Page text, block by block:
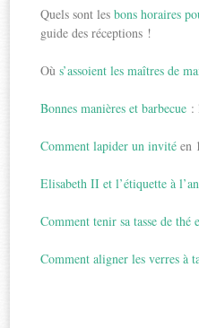
Quels sont lesbons horaires
guide des réceptions !
Oùs’assoient les maîtres de
Bonnes manières et barbecue :
Comment lapider un invité en
Elisabeth II et l’étiquette à
Comment tenir sa tasse de thé
Comment aligner les verres à